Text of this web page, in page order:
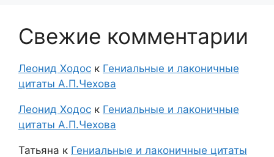
Свежие комментарии
Леонид Ходос к Гениальные и лаконичные
цитаты А.П.Чехова
Леонид Ходос к Гениальные и лаконичные
цитаты А.П.Чехова
Татьяна к Гениальные и лаконичные цитаты